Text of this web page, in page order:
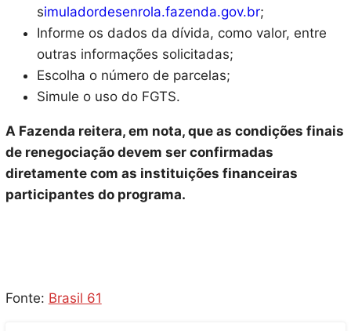
simuladordesenrola.fazenda.gov.br;
Informe os dados da dívida, como valor, entre
outras informações solicitadas;
Escolha o número de parcelas;
Simule o uso do FGTS.
A Fazenda reitera, em nota, que as condições finais
de renegociação devem ser confirmadas
diretamente com as instituições financeiras
participantes do programa.
Fonte: Brasil 61